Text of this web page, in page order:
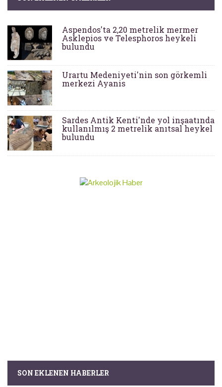
Aspendos'ta 2,20 metrelik mermer
Asklepios ve Telesphoros heykeli
bulundu
Urartu Medeniyeti'nin son görkemli
merkezi Ayanis
Sardes Antik Kenti'nde yol inşaatında
kullanılmış 2 metrelik anıtsal heykel
bulundu
SON EKLENEN HABERLER